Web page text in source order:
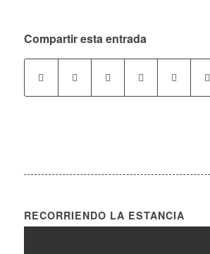
Compartir esta entrada
RECORRIENDO LA ESTANCIA